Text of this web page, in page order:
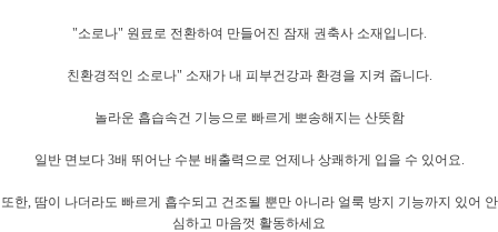
"소로나" 원료로 전환하여 만들어진 잠재 권축사 소재입니다.
친환경적인 소로나" 소재가 내 피부건강과 환경을 지켜 줍니다.
놀라운 흡습속건 기능으로 빠르게 뽀송해지는 산뜻함
일반 면보다 3배 뛰어난 수분 배출력으로 언제나 상쾌하게 입을 수 있어요.
또한, 땀이 나더라도 빠르게 흡수되고 건조될 뿐만 아니라 얼룩 방지 기능까지 있어 안
심하고 마음껏 활동하세요